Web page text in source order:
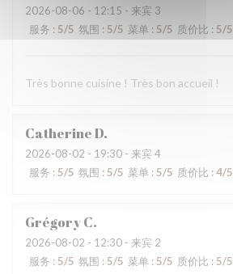
2026-08-06 - 12:15 - 来宾 3
服务 : 5/5 氛围 : 5/5 菜单 : 5/5 质价比 : 5/5
Très bonne cuisine ! Très bon accueil !
CatherineD
2026-08-02 - 19:30 - 来宾 4
服务 : 5/5 氛围 : 5/5 菜单 : 5/5 质价比 : 4/5
GrégoryC
2026-08-02 - 12:30 - 来宾 2
服务 : 5/5 氛围 : 5/5 菜单 : 5/5 质价比 : 5/5